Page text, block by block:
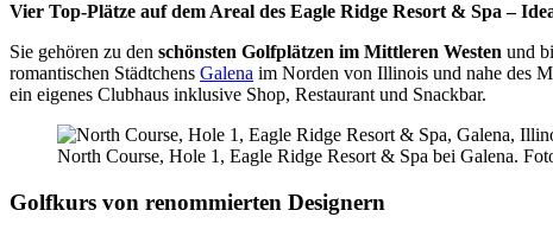
Vier Top-Plätze auf dem Areal des Eagle Ridge Resort & Spa –
Sie gehören zu den schönsten Golfplätzen im Mittleren Westen und
romantischen Städtchens Galena im Norden von Illinois und nahe des
ein eigenes Clubhaus inklusive Shop, Restaurant und Snackbar.
North Course, Hole 1, Eagle Ridge Resort & Spa bei Galena.
Golfkurs von renommierten Designern